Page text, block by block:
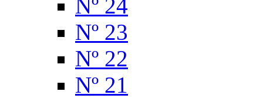
Nº 24
Nº 23
Nº 22
Nº 21